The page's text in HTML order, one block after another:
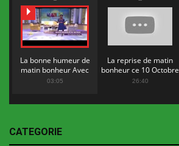
La bonne humeur de
matin bonheur Avec
Flopy Mendosa
03:05
La reprise de matin
bonheur ce 10 Octobre
2022
26:40
CATEGORIE